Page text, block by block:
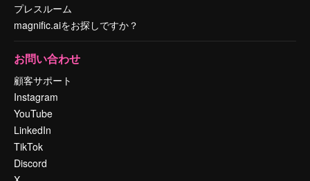
プレスルーム
magnific.aiをお探しですか？
お問い合わせ
顧客サポート
Instagram
YouTube
LinkedIn
TikTok
Discord